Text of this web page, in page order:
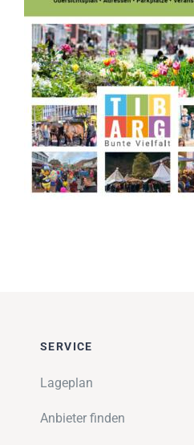
Impressionen
Über uns
SUCHE
NACH:
SERVICE
Lageplan
Anbieter finden